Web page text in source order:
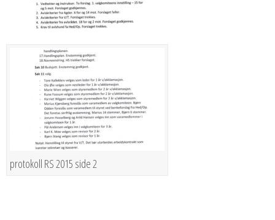
protokoll RS 2015 side 2